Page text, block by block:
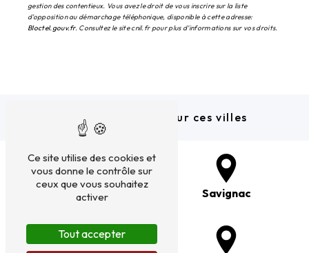
gestion des contentieux. Vous avez le droit de vous inscrire sur la liste
d'opposition au démarchage téléphonique, disponible à cette adresse:
Bloctel.gouv.fr. Consultez le site cnil.fr pour plus d’informations sur vos droits.
Nous intervenons sur ces villes
Laguépie Savignac
Ce site utilise des cookies et
vous donne le contrôle sur
ceux que vous souhaitez
activer
Tout accepter